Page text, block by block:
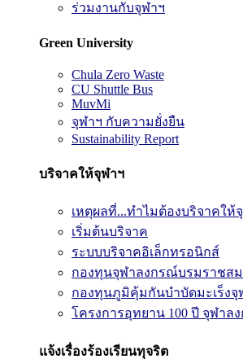
ร่วมงานกับจุฬาฯ
Green University
Chula Zero Waste
CU Shuttle Bus
MuvMi
จุฬาฯ กับความยั่งยืน
Sustainability Report
บริจาคให้จุฬาฯ
เหตุผลที่...ทำไมต้องบริจาคให้
เริ่มต้นบริจาค
ระบบบริจาคอิเล็กทรอนิกส์
กองทุนจุฬาลงกรณ์บรมราชส
กองทุนภูมิคุ้มกันบำบัดมะเร็งจุ
โครงการอุทยาน 100 ปี จุฬาล
แจ้งเรื่องร้องเรียนทุจริต